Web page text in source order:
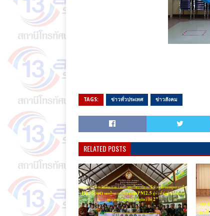
TAGS: ข่าวทั่วประเทศ ข่าวสังคม
RELATED POSTS